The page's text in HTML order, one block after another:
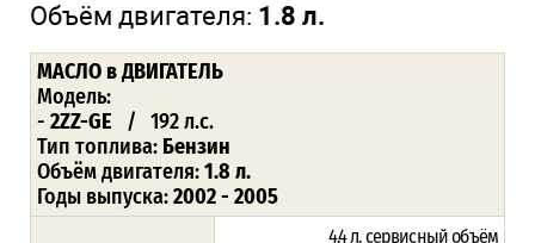
Объём двигателя: 1.8 л.
МАСЛО в ДВИГАТЕЛЬ
Модель:
- 2ZZ-GE / 192 л.с.
Тип топлива: Бензин
Объём двигателя:1.8 л.
Годы выпуска:2002 - 2005
4.4 л. сервисный объём